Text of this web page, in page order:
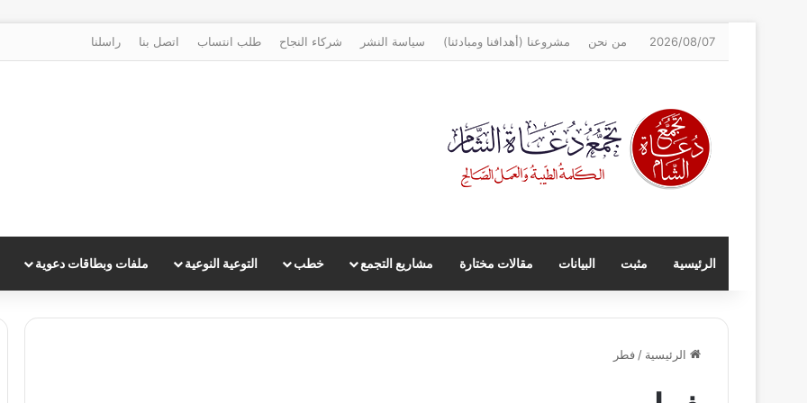
2026/08/07 من نحن مشروعنا (أهدافنا ومبادئنا) سياسة النشر شركاء النجاح طلب انتساب اتصل بنا راسلنا
الرئيسية مثبت البيانات مقالات مختارة مشاريع التجمع خطب التوعية النوعية ملفات وبطاقات دعوية
الرئيسية / فطر